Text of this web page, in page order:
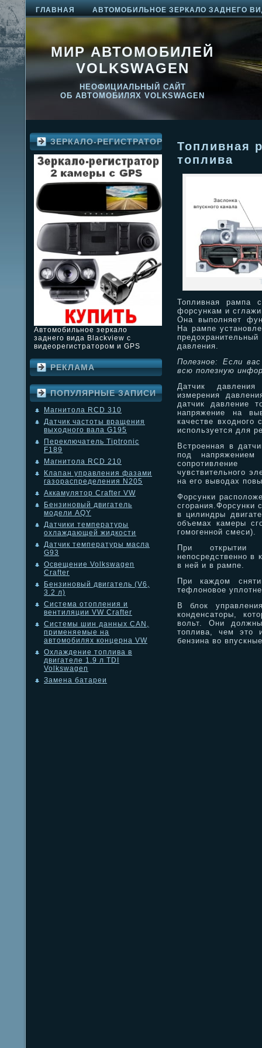
ГЛАВНАЯ АВТОМОБИЛЬНОЕ ЗЕРКАЛО ЗАДНЕГО
МИР АВТОМОБИЛЕЙ
VOLKSWAGEN
НЕОФИЦИАЛЬНЫЙ САЙТ
ОБ АВТОМОБИЛЯХ VOLKSWAGEN
ЗЕРКАЛО-РЕГИСТРАТОР
Автомобильное зеркало
заднего вида Blackview с
видеорегистратором и GPS
РЕКЛАМА
ПОПУЛЯРНЫЕ ЗАПИСИ
Магнитола RCD 310
Датчик частоты вращения
выходного вала G195
Переключатель Tiptronic
F189
Магнитола RCD 210
Клапан управления фазами
газораспределения N205
Аккамулятор Crafter VW
Бензиновый двигатель
модели AQY
Датчики температуры
охлаждающей жидкости
Датчик температуры масла
G93
Освещение Volkswagen
Crafter
Бензиновый двигатель (V6,
3.2 л)
Система отопления и
вентиляции VW Crafter
Системы шин данных CAN,
применяемые на
автомобилях концерна VW
Охлаждение топлива в
двигателе 1.9 л TDI
Volkswagen
Замена батареи
Топливная
топлива
Топливная рампа
форсункам и
Она выполняет
На рампе
давления.
Полезное: Если
всю полезную
Датчик
измерения
датчик давление
напряжение на
качестве входного
используется для
Встроенная в
под
сопротивление
чувствительного
на его выводах
Форсунки
сгорания.Форсунки
в цилиндры
объемах камеры
гомогенной смеси).
При открытии
непосредственно в
в ней и в рампе.
При каждом
тефлоновое
В блок
конденсаторы,
вольт. Они
топлива, чем это
бензина во